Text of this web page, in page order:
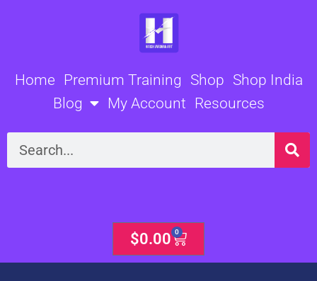
Home Premium Training Shop Shop India
Blog
My Account Resources
Search
$0.00 0
Cart